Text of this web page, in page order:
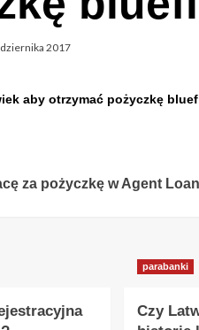
2017
aby otrzymać pożyczkę
za pożyczkę w Agent
parabanki
Czy